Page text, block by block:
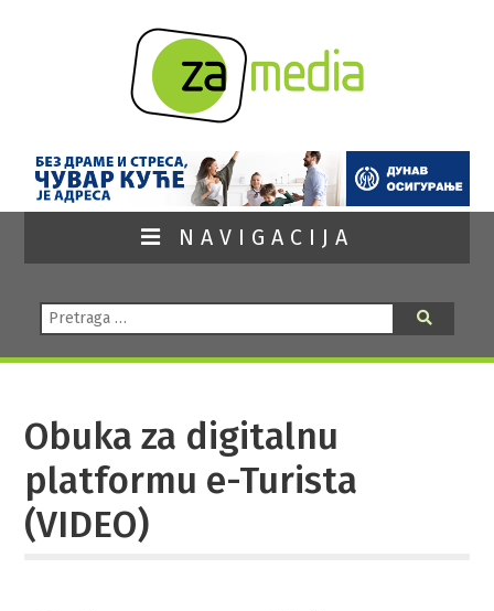
NAVIGACIJA
Pretraga:
Obuka za digitalnu
platformu e-Turista
(VIDEO)